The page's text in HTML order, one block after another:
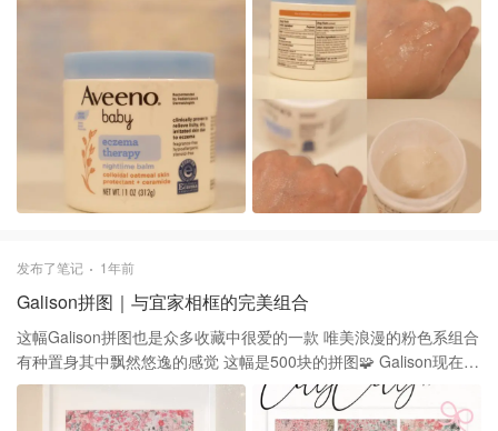
🌟 主打1%的燕麦提取物 可以提供长时间有效的舒缓保湿 她家这个
系列有lotion，cream 和这款balm balm的质地最厚是半透明的膏状
刚上身略有油感但吸收还算快 但最后还是有种皮肤表面有层保护膜
的感觉 适合特别干燥预防湿疹或者已经有干痒情况的皮肤
发布了笔记 1年前
Galison拼图｜与宜家相框的完美组合
这幅Galison拼图也是众多收藏中很爱的一款 唯美浪漫的粉色系组合
有种置身其中飘然悠逸的感觉 这幅是500块的拼图🧩 Galison现在
500块的拼图都是20*20的正方形 唯有这幅是长方形的排版 搭配起
画框来就更容易一些 推荐 Ikea 宜家 的画框 属于经济实惠的类型 宽